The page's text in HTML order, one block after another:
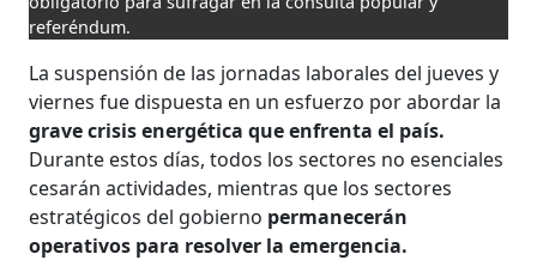
referéndum.
La suspensión de las jornadas laborales del jueves y
viernes fue dispuesta en un esfuerzo por abordar la
grave crisis energética que enfrenta el país.
Durante estos días, todos los sectores no esenciales
cesarán actividades, mientras que los sectores
estratégicos del gobierno permanecerán
operativos para resolver la emergencia.